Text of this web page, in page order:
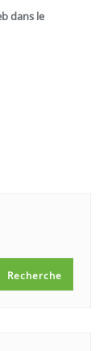
dans le
Recherche